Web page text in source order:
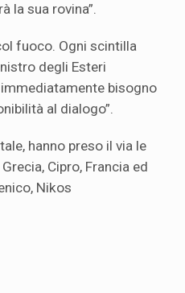
la sua rovina”.
fuoco. Ogni scintilla
degli Esteri
bisogno
al dialogo”.
hanno preso il via le
Cipro, Francia ed
Nikos